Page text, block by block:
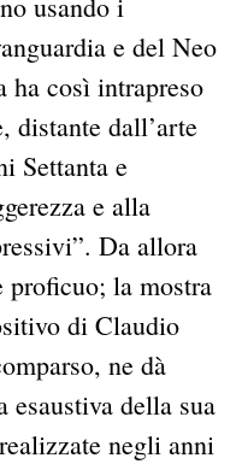
e del Neo
ha così intrapreso
distante dall’arte
Settanta e
e alla
Da allora
proficuo; la mostra
di Claudio
ne dà
esaustiva della sua
negli anni